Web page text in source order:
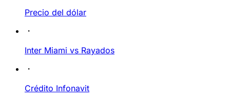
Precio del dólar
Inter Miami vs Rayados
Crédito Infonavit